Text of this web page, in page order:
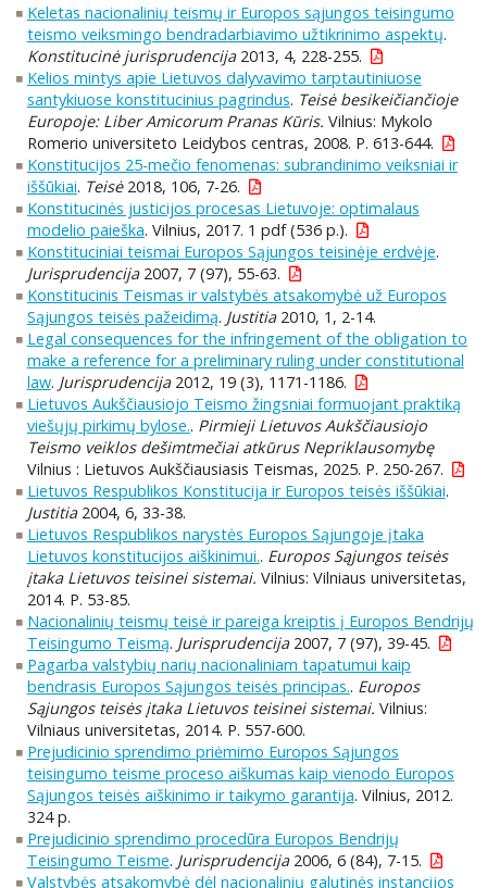
Keletas nacionalinių teismų ir Europos sąjungos teisingumo
teismo veiksmingo bendradarbiavimo užtikrinimo aspektų.
Konstitucinė jurisprudencija2013, 4, 228-255.
Kelios mintys apie Lietuvos dalyvavimo tarptautiniuose
santykiuose konstitucinius pagrindus. Teisė besikeičiančioje
Europoje: Liber Amicorum Pranas Kūris. Vilnius: Mykolo
Romerio universiteto Leidybos centras, 2008. P. 613-644.
Konstitucijos 25-mečio fenomenas: subrandinimo veiksniai ir
iššūkiai. Teisė2018, 106, 7-26.
Konstitucinės justicijos procesas Lietuvoje: optimalaus
modelio paieška. Vilnius, 2017. 1 pdf (536 p.).
Konstituciniai teismai Europos Sąjungos teisinėje erdvėje.
Jurisprudencija2007, 7 (97), 55-63.
Konstitucinis Teismas ir valstybės atsakomybė už Europos
Sąjungos teisės pažeidimą. Justitia2010, 1, 2-14.
Legal consequences for the infringement of the obligation to
make a reference for a preliminary ruling under constitutional
law. Jurisprudencija2012, 19 (3), 1171-1186.
Lietuvos Aukščiausiojo Teismo žingsniai formuojant praktiką
viešųjų pirkimų bylose.. Pirmieji Lietuvos Aukščiausiojo
Teismo veiklos dešimtmečiai atkūrus Nepriklausomybę
Vilnius : Lietuvos Aukščiausiasis Teismas, 2025. P. 250-267.
Lietuvos Respublikos Konstitucija ir Europos teisės iššūkiai.
Justitia2004, 6, 33-38.
Lietuvos Respublikos narystės Europos Sąjungoje įtaka
Lietuvos konstitucijos aiškinimui.. Europos Sąjungos teisės
įtaka Lietuvos teisinei sistemai. Vilnius: Vilniaus universitetas,
2014. P. 53-85.
Nacionalinių teismų teisė ir pareiga kreiptis į Europos Bendrijų
Teisingumo Teismą. Jurisprudencija2007, 7 (97), 39-45.
Pagarba valstybių narių nacionaliniam tapatumui kaip
bendrasis Europos Sąjungos teisės principas.. Europos
Sąjungos teisės įtaka Lietuvos teisinei sistemai. Vilnius:
Vilniaus universitetas, 2014. P. 557-600.
Prejudicinio sprendimo priėmimo Europos Sąjungos
teisingumo teisme proceso aiškumas kaip vienodo Europos
Sąjungos teisės aiškinimo ir taikymo garantija. Vilnius, 2012.
324 p.
Prejudicinio sprendimo procedūra Europos Bendrijų
Teisingumo Teisme. Jurisprudencija2006, 6 (84), 7-15.
Valstybės atsakomybė dėl nacionalinių galutinės instancijos